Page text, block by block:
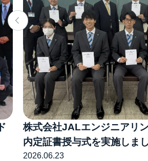
株式会社JALエンジニアリ
内定証書授与式を実施しまし
2026.06.23